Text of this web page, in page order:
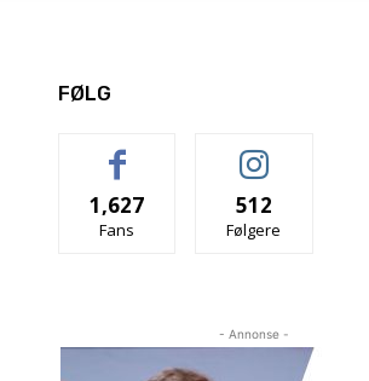
FØLG
1,627
Fans
512
Følgere
- Annonse -